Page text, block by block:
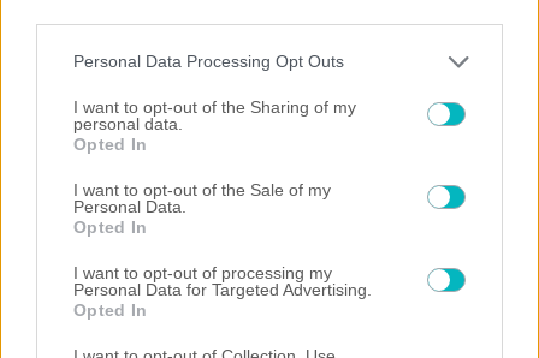
Please note that this website/app uses one or more Google
not limited to your visit or usage behaviour. You may click to
grant or deny consent to Google and its third-party tags to
use your data for below specified purposes in below Google
consent section.
Personal Data Processing Opt Outs
I want to opt-out of the Sharing of my
personal data.
Opted In
I want to opt-out of the Sale of my
Personal Data.
Opted In
I want to opt-out of processing my
Personal Data for Targeted Advertising.
Opted In
ΠΟΔΟΣΦΑΙΡΟ ΑΕΚ
Ο Πήλιος ανανέωσε μέχρι το 2030 με την ΑΕΚ!